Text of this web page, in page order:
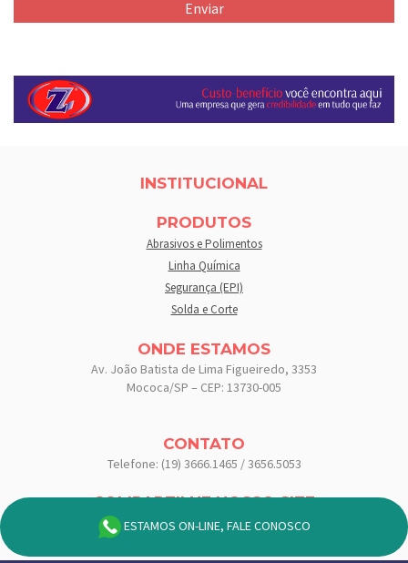
INSTITUCIONAL
PRODUTOS
Abrasivos e Polimentos
Linha Química
Segurança (EPI)
Solda e Corte
ONDE ESTAMOS
Av. João Batista de Lima Figueiredo, 3353
Mococa/SP – CEP: 13730-005
CONTATO
Telefone: (19) 3666.1465 / 3656.5053
COMPARTILHE NOSSO SITE
Compartilhe: ESTAMOS ON-LINE, FALE CONOSCO